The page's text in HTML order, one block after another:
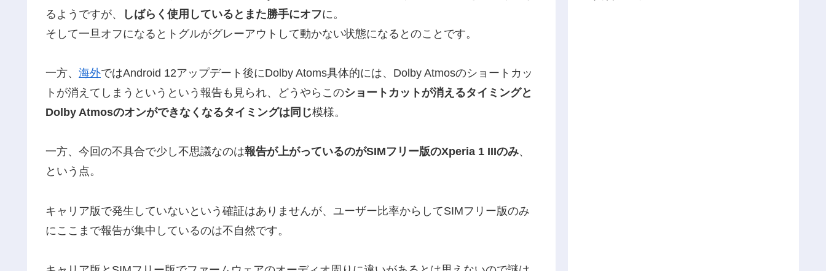
るようですが、
しばらく使用しているとまた勝手にオフに。
そして一旦オフになるとトグルがグレーアウトして動かない状態になるとのことです。
一方、 海外ではAndroid 12アップデート後にDolby Atoms具体的には、Dolby Atmosのショートカッ
トが消えてしまうというという報告も見られ、どうやらこのショートカットが消えるタイミングと
Dolby Atmosのオンができなくなるタイミングは同じ模様。
一方、今回の不具合で少し不思議なのは報告が上がっているのがSIMフリー版のXperia 1 IIIのみ、
という点。
キャリア版で発生していないという確証はありませんが、ユーザー比率からしてSIMフリー版のみ
にここまで報告が集中しているのは不自然です。